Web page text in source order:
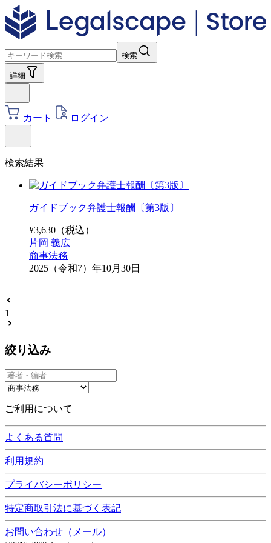
検索
詳細
カート ログイン
検索結果
ガイドブック弁護士報酬〔第3版〕
¥3,630 （税込）
片岡 義広
商事法務
2025（令和7）年10月30日
1
絞り込み
ご利用について
よくある質問
利用規約
プライバシーポリシー
特定商取引法に基づく表記
お問い合わせ（メール）